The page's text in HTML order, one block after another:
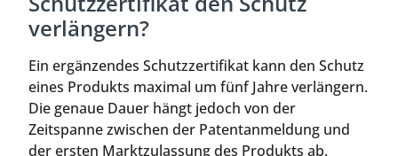
verlängern?
Ein ergänzendes Schutzzertifikat kann den Schutz
eines Produkts maximal um fünf Jahre verlängern.
Die genaue Dauer hängt jedoch von der
Zeitspanne zwischen der Patentanmeldung und
der ersten Marktzulassung des Produkts ab.